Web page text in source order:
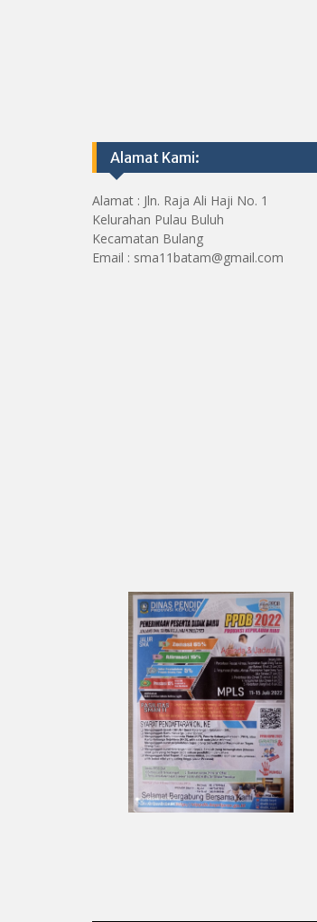
Alamat Kami:
Alamat : Jln. Raja Ali Haji No. 1
Kelurahan Pulau Buluh
Kecamatan Bulang
Email : sma11batam@gmail.com